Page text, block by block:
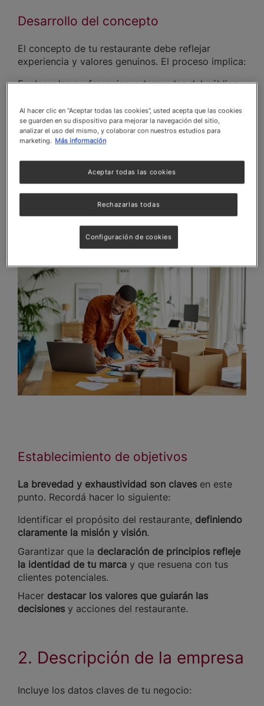
Desarrollo del concepto
El concepto de tu restaurante debe reflejar
experiencia y valores genuinos. El proceso implica:
Explorar las preferencias y demandas del público
Garantizar que el concepto del restaurante
resuene con tu experiencia y pasión en el sector.
Evalúa las capacidades del equipo y los recursos
disponibles al seleccionar el concepto.
No dejes de leer¿Cómo crear un concepto para
emprender con un restaurante temático?
Establecimiento de objetivos
La brevedad y exhaustividad son claves en este
punto. Recordá hacer lo siguiente:
Identificar el propósito del restaurante, definiendo
claramente la misión y visión.
Garantizar que la declaración de principios refleje
la identidad de tu marca y que resuena con tus
clientes potenciales.
Hacer destacar los valores que guiarán las
decisiones y acciones del restaurante.
2. Descripción de la empresa
Incluye los datos claves de tu negocio:
Al hacer clic en “Aceptar todas las cookies”, usted acepta que las cookies
se guarden en su dispositivo para mejorar la navegación del sitio,
analizar el uso del mismo, y colaborar con nuestros estudios para
marketing. Más información
Rechazarlas todas
Aceptar todas las cookies
Configuración de cookies